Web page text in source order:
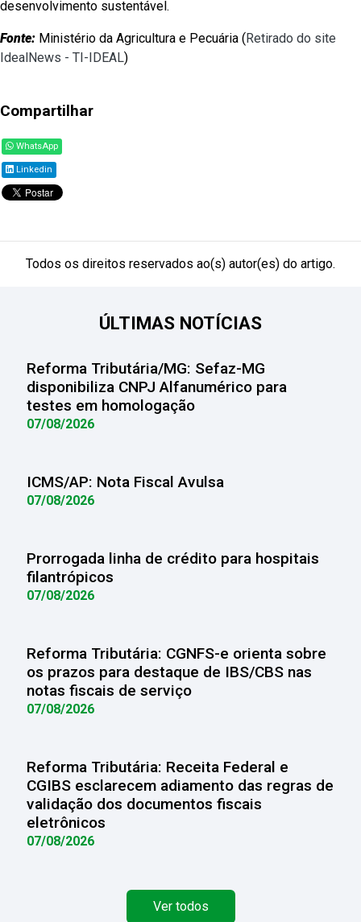
desenvolvimento sustentável.
Fonte: Ministério da Agricultura e Pecuária (Retirado do site
IdealNews - TI-IDEAL)
Compartilhar
WhatsApp
Linkedin
Todos os direitos reservados ao(s) autor(es) do artigo.
ÚLTIMAS NOTÍCIAS
Reforma Tributária/MG: Sefaz-MG
disponibiliza CNPJ Alfanumérico para
testes em homologação
07/08/2026
ICMS/AP: Nota Fiscal Avulsa
07/08/2026
Prorrogada linha de crédito para hospitais
filantrópicos
07/08/2026
Reforma Tributária: CGNFS-e orienta sobre
os prazos para destaque de IBS/CBS nas
notas fiscais de serviço
07/08/2026
Reforma Tributária: Receita Federal e
CGIBS esclarecem adiamento das regras de
validação dos documentos fiscais
eletrônicos
07/08/2026
Ver todos